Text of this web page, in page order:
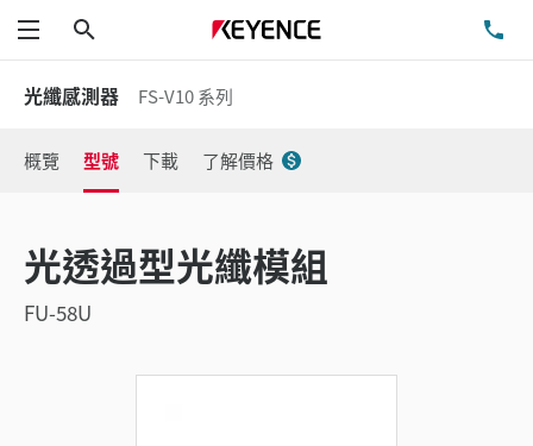
功能表
光纖感測器 FS-V10 系列
概覽 型號 下載 了解價格
光透過型光纖模組
FU-58U